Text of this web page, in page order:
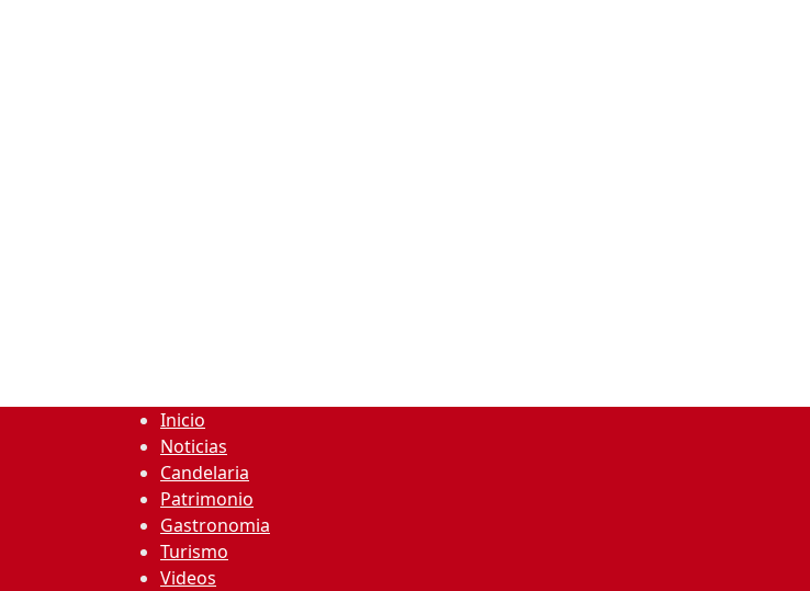
Inicio
Noticias
Candelaria
Patrimonio
Gastronomia
Turismo
Videos